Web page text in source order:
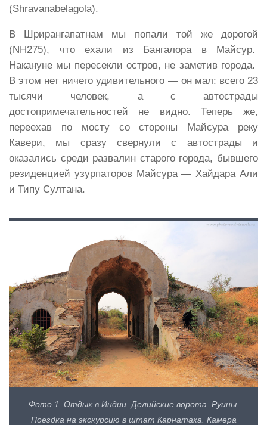
(Shravanabelagola).
В Шрирангапатнам мы попали той же дорогой
(NH275), что ехали из Бангалора в Майсур.
Накануне мы пересекли остров, не заметив города.
В этом нет ничего удивительного — он мал: всего 23
тысячи человек, а с автострады
достопримечательностей не видно. Теперь же,
переехав по мосту со стороны Майсура реку
Кавери, мы сразу свернули с автострады и
оказались среди развалин старого города, бывшего
резиденцией узурпаторов Майсура — Хайдара Али
и Типу Султана.
Фото 1. Отдых в Индии. Делийские ворота. Руины.
Поездка на экскурсию в штат Карнатака. Камера